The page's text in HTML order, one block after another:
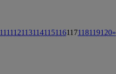
111112113114115116117118119120»